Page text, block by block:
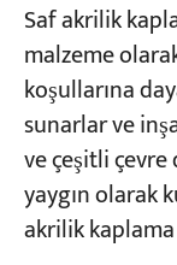
Saf akrilik
malzeme
koşullarına
sunarlar ve
ve çeşitli
yaygın olarak
akrilik